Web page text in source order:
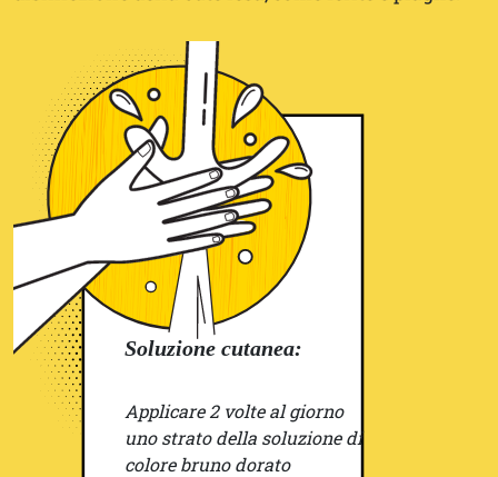
Soluzione cutanea:
Applicare 2 volte al giorno
uno strato della soluzione di
colore bruno dorato